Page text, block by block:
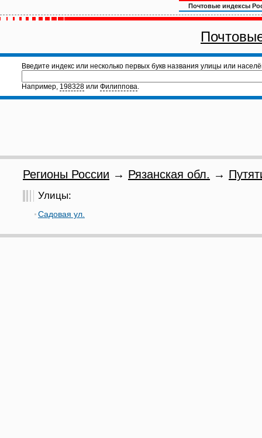
Почтовые индексы
Введите индекс или несколько первых букв названия улицы или
Например, 198328 или Филиппова.
Регионы России → Рязанская обл. →
Улицы:
Садовая ул.